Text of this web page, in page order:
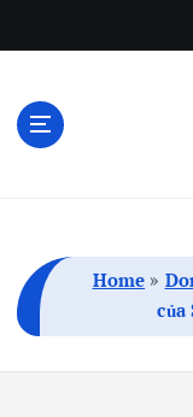
Home »
của